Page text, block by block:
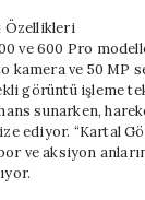
Özellikleri
ve 600 Pro
kamera ve 50 MP
görüntü işleme
sunarken,
ediyor. “Kartal
ve aksiyon